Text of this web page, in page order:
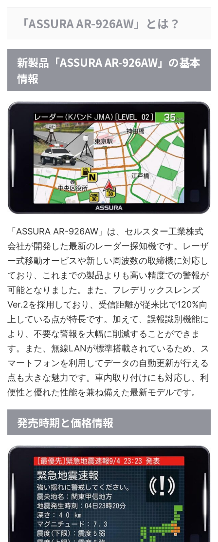
「ASSURA AR-926AW」とは？
新製品「ASSURA AR-926AW」の基本
情報
「ASSURA AR-926AW」は、セルスター工業株式
会社が開発した最新のレーダー探知機です。レーザ
ー式移動オービスや新しい周波数の取締機に対応し
ており、これまでの製品よりも高い精度での警報が
可能となりました。また、フレデリックスレンズ
Ver.2を採用しており、受信距離が従来比で120%向
上している点が特長です。加えて、誤報識別機能に
より、不要な警報を大幅に削減することができま
す。また、無線LANが標準搭載されているため、ス
マートフォンを利用してデータの自動更新が行える
点も大きな魅力です。車内取り付けにも対応し、利
便性と優れた性能を兼ね備えた最新モデルです。
発売時期と価格情報